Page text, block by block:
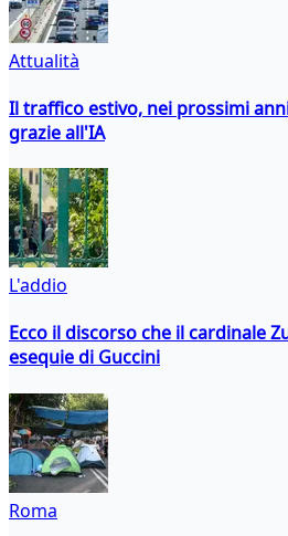
Attualità
Il traffico estivo, nei prossimi
grazie all'IA
L'addio
Ecco il discorso che il cardinale
esequie di Guccini
Roma